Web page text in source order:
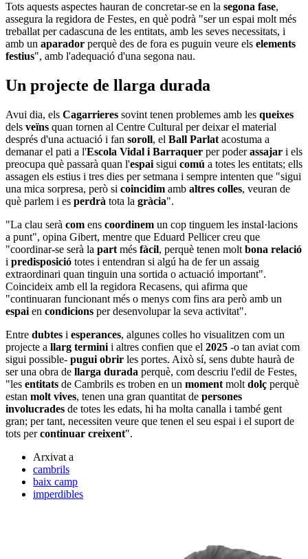
Tots aquests aspectes hauran de concretar-se en la segona fase,
assegura la regidora de Festes, en què podrà "ser un espai molt més
treballat per cadascuna de les entitats, amb les seves necessitats, i
amb un aparador perquè des de fora es puguin veure els elements
festius", amb l'adequació d'una segona nau.
Un projecte de llarga durada
Avui dia, els Cagarrieres sovint tenen problemes amb les queixes
dels veïns quan tornen al Centre Cultural per deixar el material
després d'una actuació i fan soroll, el Ball Parlat acostuma a
demanar el pati a l'Escola Vidal i Barraquer per poderassajar i els
preocupa què passarà quan l'espai sigui comú a totes les entitats; ells
assagen els estius i tres dies per setmana i sempre intenten que "sigui
una mica sorpresa, però si coincidim amb altres colles, veuran de
què parlem i es perdrà tota la gràcia".
"La clau serà com ens coordinem un cop tinguem les instal·lacions
a punt", opina Gibert, mentre que Eduard Pellicer creu que
"coordinar-se serà la part més fàcil, perquè tenen molt bona relació
i predisposició totes i entendran si algú ha de fer un assaig
extraordinari quan tinguin una sortida o actuació important".
Coincideix amb ell la regidora Recasens, qui afirma que
"continuaran funcionant més o menys com fins ara però amb un
espai en condicions per desenvolupar la seva activitat".
Entre dubtes i esperances, algunes colles ho visualitzen com un
projecte a llarg termini i altres confien que el 2025 -o tan aviat com
sigui possible- pugui obrir les portes. Això sí, sens dubte haurà de
ser una obra de llarga durada perquè, com descriu l'edil de Festes,
"les entitats de Cambrils es troben en un moment molt dolç perquè
estan molt vives, tenen una gran quantitat de persones
involucrades de totes les edats, hi ha molta canalla i també gent
gran; per tant, necessiten veure que tenen el seu espai i el suport de
tots percontinuar creixent".
Arxivat a
cambrils
baix camp
imperdibles